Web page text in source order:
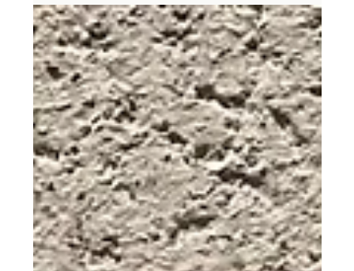
Efrat Dagan
9 ביולי 2025
זמן קריאה 1 דקות
ניהול זמן
להתחיל מהבסיס
מצאתי בספר ״שנות טובות״ / מאיה ארד ציטוט שמצא חן בעיני
והזכיר לי משהו חשוב הספר ״שנות טובות״ מספר על מהגרת
ישראלית באמריקה וקורותיה -...